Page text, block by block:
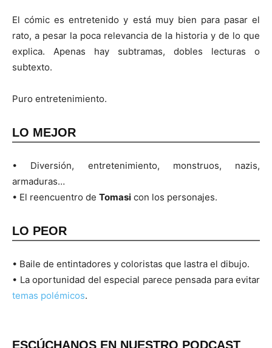
El cómic es entretenido y está muy bien para pasar el
rato, a pesar la poca relevancia de la historia y de lo que
explica. Apenas hay subtramas, dobles lecturas o
subtexto.
Puro entretenimiento.
LO MEJOR
• Diversión, entretenimiento, monstruos, nazis,
armaduras…
• El reencuentro de Tomasi con los personajes.
LO PEOR
• Baile de entintadores y coloristas que lastra el dibujo.
• La oportunidad del especial parece pensada para evitar
temas polémicos.
ESCÚCHANOS EN NUESTRO PODCAST